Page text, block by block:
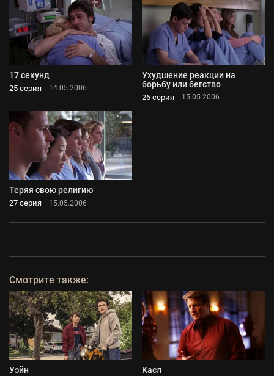
17 секунд
25 серия 14.05.2006
Ухудшение реакции на
борьбу или бегство
26 серия 15.05.2006
Теряя свою религию
27 серия 15.05.2006
Смотрите также:
Уэйн Касл